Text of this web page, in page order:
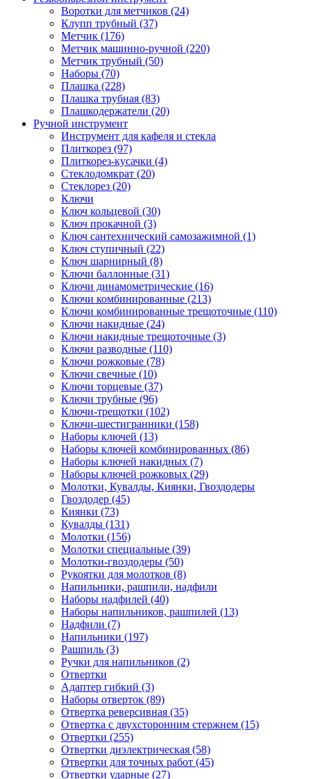
Воротки для метчиков (24)
Клупп трубный (37)
Метчик (176)
Метчик машинно-ручной (220)
Метчик трубный (50)
Наборы (70)
Плашка (228)
Плашка трубная (83)
Плашкодержатели (20)
Ручной инструмент
Инструмент для кафеля и стекла
Плиткорез (97)
Плиткорез-кусачки (4)
Стеклодомкрат (20)
Стеклорез (20)
Ключи
Ключ кольцевой (30)
Ключ прокачной (3)
Ключ сантехнический самозажимной (1)
Ключ ступичный (22)
Ключ шарнирный (8)
Ключи баллонные (31)
Ключи динамометрические (16)
Ключи комбинированные (213)
Ключи комбинированные трещоточные (110)
Ключи накидные (24)
Ключи накидные трещоточные (3)
Ключи разводные (110)
Ключи рожковые (78)
Ключи свечные (10)
Ключи торцевые (37)
Ключи трубные (96)
Ключи-трещотки (102)
Ключи-шестигранники (158)
Наборы ключей (13)
Наборы ключей комбинированных (86)
Наборы ключей накидных (7)
Наборы ключей рожковых (29)
Молотки, Кувалды, Киянки, Гвоздодеры
Гвоздодер (45)
Киянки (73)
Кувалды (131)
Молотки (156)
Молотки специальные (39)
Молотки-гвоздодеры (50)
Рукоятки для молотков (8)
Напильники, рашпили, надфили
Наборы надфилей (40)
Наборы напильников, рашпилей (13)
Надфили (7)
Напильники (197)
Рашпиль (3)
Ручки для напильников (2)
Отвертки
Адаптер гибкий (3)
Наборы отверток (89)
Отвертка реверсивная (35)
Отвертка с двухсторонним стержнем (15)
Отвертки (255)
Отвертки диэлектрическая (58)
Отвертки для точных работ (45)
Отвертки ударные (27)